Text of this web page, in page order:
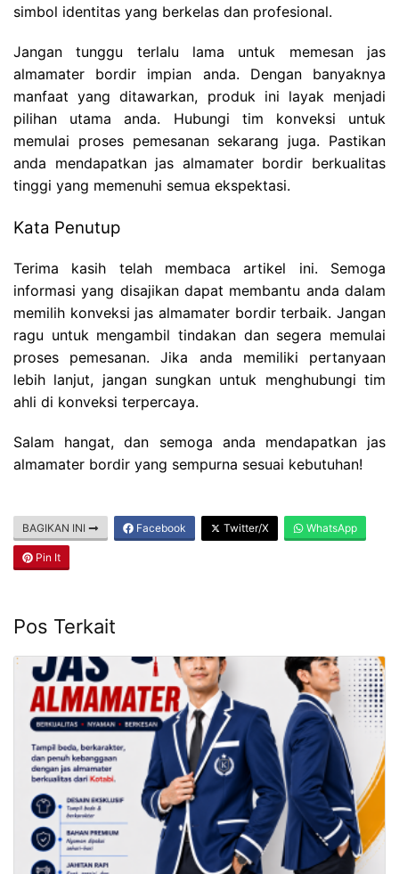
simbol identitas yang berkelas dan profesional.
Jangan tunggu terlalu lama untuk memesan jas
almamater bordir impian anda. Dengan banyaknya
manfaat yang ditawarkan, produk ini layak menjadi
pilihan utama anda. Hubungi tim konveksi untuk
memulai proses pemesanan sekarang juga. Pastikan
anda mendapatkan jas almamater bordir berkualitas
tinggi yang memenuhi semua ekspektasi.
Kata Penutup
Terima kasih telah membaca artikel ini. Semoga
informasi yang disajikan dapat membantu anda dalam
memilih konveksi jas almamater bordir terbaik. Jangan
ragu untuk mengambil tindakan dan segera memulai
proses pemesanan. Jika anda memiliki pertanyaan
lebih lanjut, jangan sungkan untuk menghubungi tim
ahli di konveksi terpercaya.
Salam hangat, dan semoga anda mendapatkan jas
almamater bordir yang sempurna sesuai kebutuhan!
BAGIKAN INI Facebook Twitter/X WhatsApp
Pin It
Pos Terkait